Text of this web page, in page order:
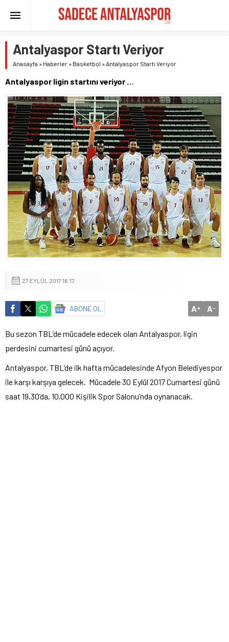
Antalyaspor Startı Veriyor
Anasayfa » Haberler » Basketbol »Antalyaspor Startı Veriyor
Antalyaspor ligin startını veriyor …
27 EYLÜL 2017 16:17
ABONE OL A+ A-
Bu sezon TBL’de mücadele edecek olan Antalyaspor, ligin
perdesini cumartesi günü açıyor.
Antalyaspor, TBL’de ilk hafta mücadelesinde Afyon Belediyespor
ile karşı karşıya gelecek. Mücadele 30 Eylül 2017 Cumartesi günü
saat 19.30’da, 10.000 Kişilik Spor Salonu’nda oynanacak.